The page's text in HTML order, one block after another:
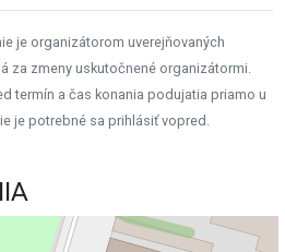
je organizátorom uverejňovaných
za zmeny uskutočnené organizátormi.
termín a čas konania podujatia priamo u
je potrebné sa prihlásiť vopred.